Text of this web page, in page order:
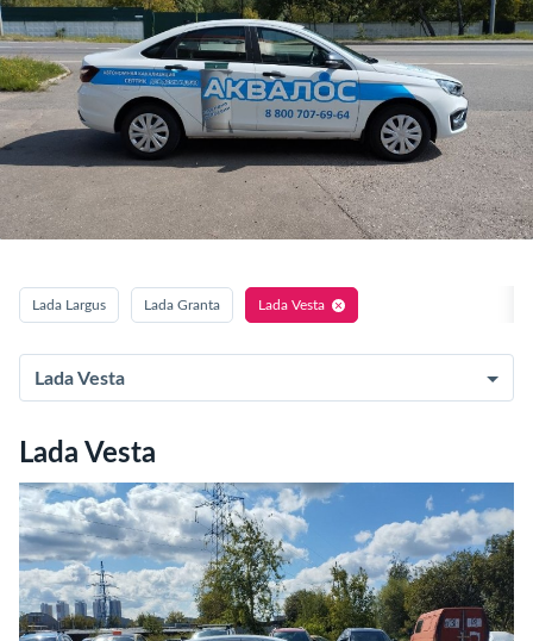
Lada Largus Lada Granta Lada Vesta
Lada Vesta
Lada Vesta